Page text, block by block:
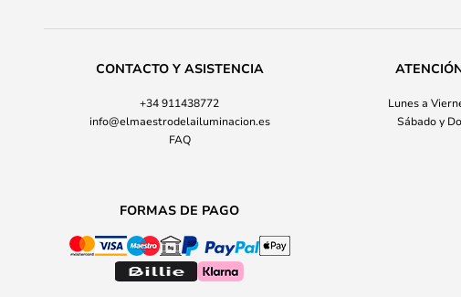
CONTACTO Y ASISTENCIA
+34 911438772
info@elmaestrodelailuminacion.es
FAQ
Lunes a
Sábado y
FORMAS DE PAGO